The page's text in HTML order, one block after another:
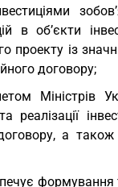
в об’єкти
проекту із
договору;
Міністрів
а
формування